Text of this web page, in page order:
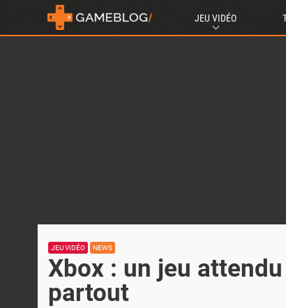
JEU VIDÉO
JEU VIDÉO NEWS
Xbox : un jeu
partout